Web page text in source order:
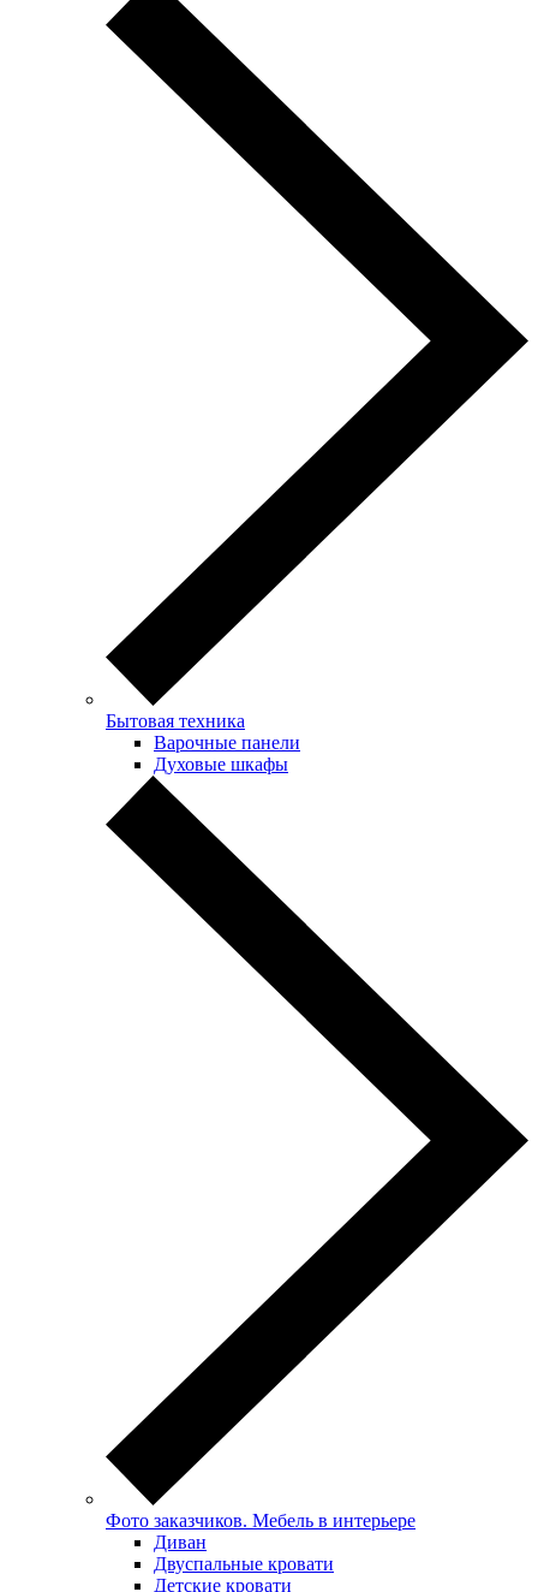
Бытовая техника
Варочные панели
Духовые шкафы
Фото заказчиков. Мебель в интерьере
Диван
Двуспальные кровати
Детские кровати